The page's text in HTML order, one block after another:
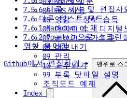
04 EWS 사용
05 영감 - 정보 습득
06 아이디어 - 디지털
07 글쓰기 추가도구
08 내보내기
09 관리
10 고수되기
99 부록 닷파일 설명
조직모드 예제
Index
7.5.6 다른 저자 및 편집자
7.6 다른 텍스트 모드
7.6.1 Markdown 소개
7.6.2 Fountain으로 스크린
영한 용어집
Github에서 편집하기 →
맨위로 스